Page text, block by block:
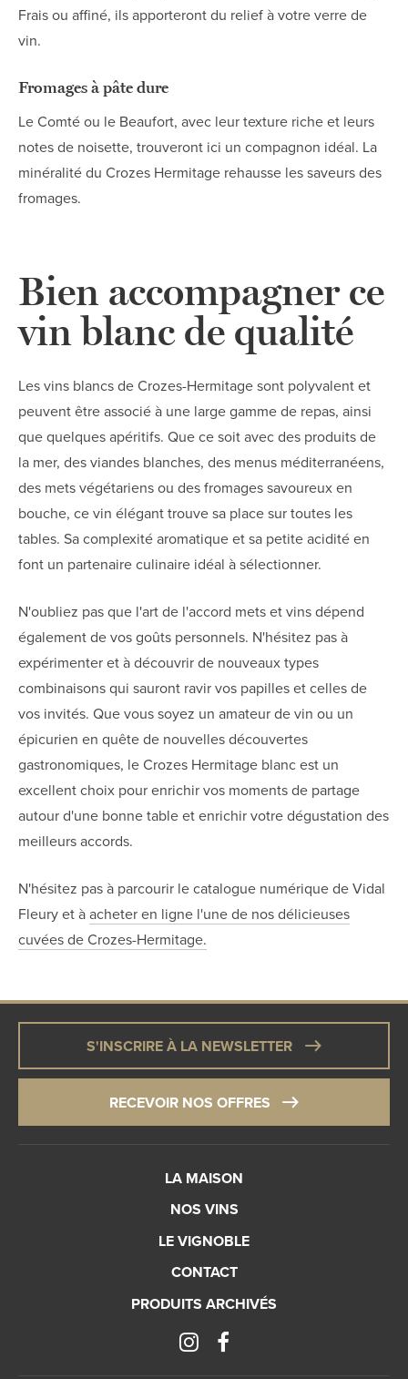
Frais ou affiné, ils apporteront du relief à votre verre de
vin.
Fromages à pâte dure
Le Comté ou le Beaufort, avec leur texture riche et leurs
notes de noisette, trouveront ici un compagnon idéal. La
minéralité du Crozes Hermitage rehausse les saveurs des
fromages.
Bien accompagner ce
vin blanc de qualité
Les vins blancs de Crozes-Hermitage sont polyvalent et
peuvent être associé à une large gamme de repas, ainsi
que quelques apéritifs. Que ce soit avec des produits de
la mer, des viandes blanches, des menus méditerranéens,
des mets végétariens ou des fromages savoureux en
bouche, ce vin élégant trouve sa place sur toutes les
tables. Sa complexité aromatique et sa petite acidité en
font un partenaire culinaire idéal à sélectionner.
N'oubliez pas que l'art de l'accord mets et vins dépend
également de vos goûts personnels. N'hésitez pas à
expérimenter et à découvrir de nouveaux types
combinaisons qui sauront ravir vos papilles et celles de
vos invités. Que vous soyez un amateur de vin ou un
épicurien en quête de nouvelles découvertes
gastronomiques, le Crozes Hermitage blanc est un
excellent choix pour enrichir vos moments de partage
autour d'une bonne table et enrichir votre dégustation des
meilleurs accords.
N'hésitez pas à parcourir le catalogue numérique de Vidal
Fleury et à acheter en ligne l'une de nos délicieuses
cuvées de Crozes-Hermitage.
S'INSCRIRE À LA NEWSLETTER
RECEVOIR NOS OFFRES
LA MAISON
NOS VINS
LE VIGNOBLE
CONTACT
PRODUITS ARCHIVÉS